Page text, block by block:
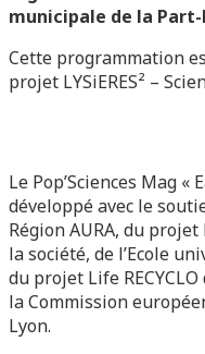
municipale de la Part-
Cette programmation
projet LYSiERES² –
Le Pop’Sciences Mag
développé avec le
Région AURA, du projet
la société, de l’Ecole
du projet Life
la Commission
Lyon.